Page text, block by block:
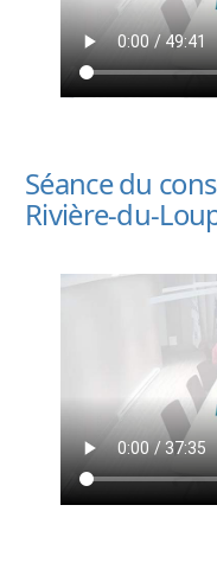
Séance du
Rivière-du-